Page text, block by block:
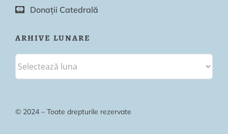
Donații Catedrală
ARHIVE LUNARE
© 2024 – Toate drepturile rezervate